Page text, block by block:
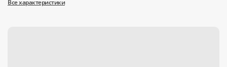
Все характеристики